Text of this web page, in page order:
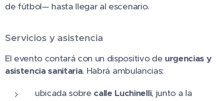
de fútbol— hasta llegar al escenario.
Servicios y asistencia
El evento contará con un dispositivo de urgencias y
asistencia sanitaria. Habrá ambulancias:
ubicada sobre calle Luchinelli, junto a la